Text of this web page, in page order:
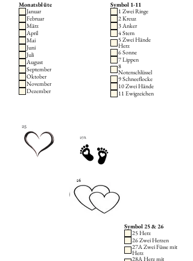
Monatsblüte
Januar
Februar
März
April
Mai
Juni
Juli
August
September
Oktober
November
Dezember
Symbol 1-11
1 Zwei Ringe
2 Kreuz
3 Anker
4 Stern
5 Zwei Hände
Herz
6 Sonne
7 Lippen
8
Notenschlüssel
9 Schneeflocke
10 Zwei Hände
11 Ewigzeichen
Symbol 25 & 26
25 Herz
26 Zwei Herzen
27A Zwei Füsse mit
Herz
28A Herz mit